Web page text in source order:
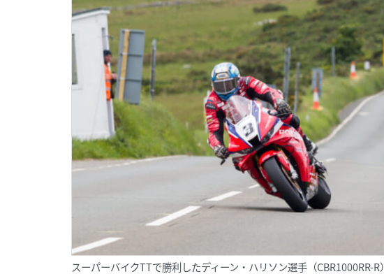
スーパーバイクTTで勝利したディーン・ハリソン選手（CBR1000RR-R）